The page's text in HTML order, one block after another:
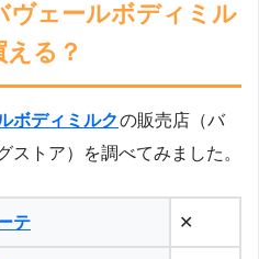
ヴェールボディミル
る？
ボディミルクの販売店（バ
ストア）を調べてみました。
テ ✕